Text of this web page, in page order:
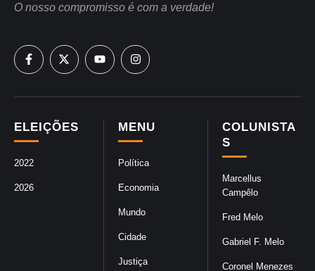
COLUNISTA
S
Marcellus
Campêlo
Fred Melo
Gabriel F. Melo
Coronel Menezes
MENU
Política
Economia
Mundo
Cidade
Justiça
ELEIÇÕES
2022
2026
O nosso compromisso é com a verdade!